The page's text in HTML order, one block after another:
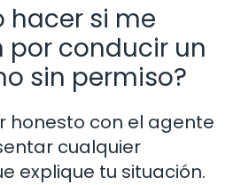
hacer si me
por conducir un
sin permiso?
honesto con el agente
cualquier
explique tu situación.